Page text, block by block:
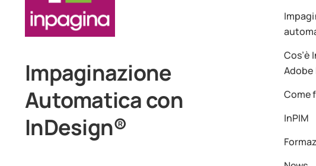
Impaginazione
Automatica con
InDesign®
Cos’è
Adobe
Come
InPIM